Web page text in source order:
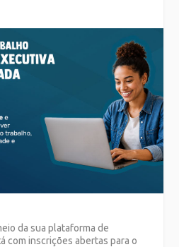
da sua plataforma de
com inscrições abertas para o